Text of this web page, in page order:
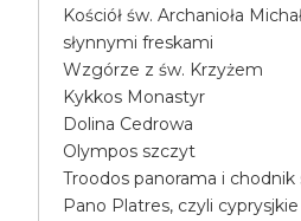
Kościół św. Archanioła
słynnymi freskami
Wzgórze z św. Krzyżem
Kykkos Monastyr
Dolina Cedrowa
Olympos szczyt
Troodos panorama i
Pano Platres, czyli